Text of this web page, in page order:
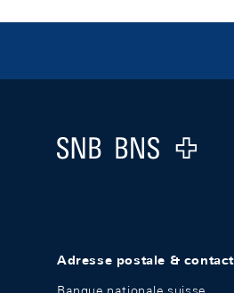
Logo
Adresse postale & contact